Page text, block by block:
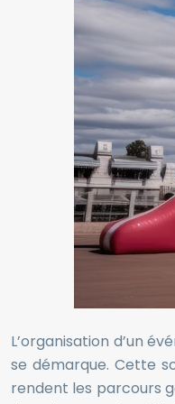
L’organisation d’un
se démarque. Cette
rendent les parcours